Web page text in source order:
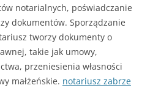
notarialnych, poświadczanie
dokumentów. Sporządzanie
tworzy dokumenty o
takie jak umowy,
przeniesienia własności
małżeńskie. notariusz zabrze